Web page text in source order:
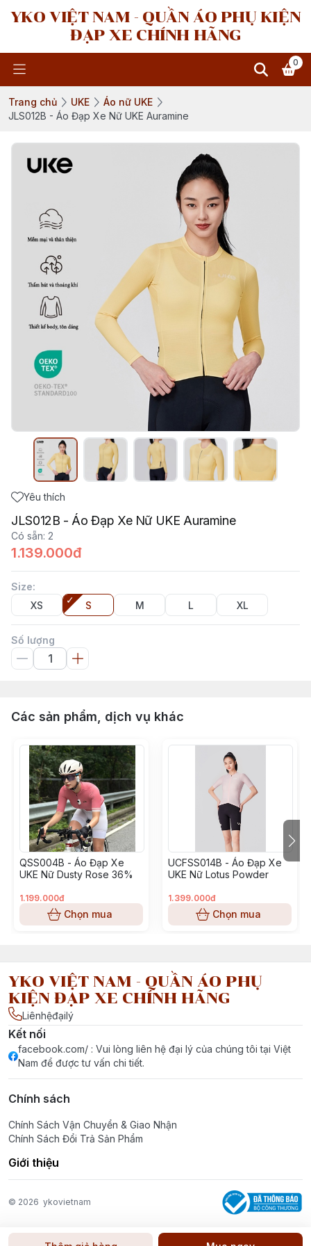
YKO VIỆT NAM - QUẦN ÁO PHỤ KIỆN
ĐẠP XE CHÍNH HÃNG
0
Trang chủ UKE
Áo nữ UKE
JLS012B - Áo Đạp Xe Nữ UKE Auramine
Yêu thích
JLS012B - Áo Đạp Xe Nữ UKE Auramine
Có sẵn: 2
1.139.000đ
Size:
XS
S M L XL
Số lượng
Các sản phẩm, dịch vụ khác
QSS004B - Áo Đạp Xe
UKE Nữ Dusty Rose 36%
1.199.000đ
Chọn mua
UCFSS014B - Áo Đạp Xe
UKE Nữ Lotus Powder
1.399.000đ
Chọn mua
YKO VIỆT NAM - QUẦN ÁO PHỤ
KIỆN ĐẠP XE CHÍNH HÃNG
Liênhệđạilý
Kết nối
facebook.com/ : Vui lòng liên hệ đại lý của chúng tôi tại Việt
Nam để được tư vấn chi tiết.
Chính sách
Chính Sách Vận Chuyển & Giao Nhận
Chính Sách Đổi Trả Sản Phẩm
Giới thiệu
© 2026 ykovietnam